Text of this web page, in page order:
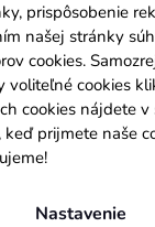
prispôsobenie
našej stránky
cookies.
voliteľné cookies
cookies nájdete v
keď prijmete naše
Nastavenie